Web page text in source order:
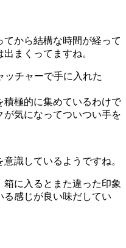
てから結構な時間が経って
まくってますね。
ッチャーで手に入れた
積極的に集めているわけで
気になってついつい手を
識しているようですね。
箱に入るとまた違った印象
る感じが良い味だしてい